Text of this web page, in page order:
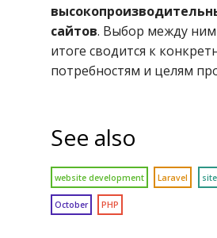
сайтов. Выбор между
итоге сводится к
потребностям и целям
See also